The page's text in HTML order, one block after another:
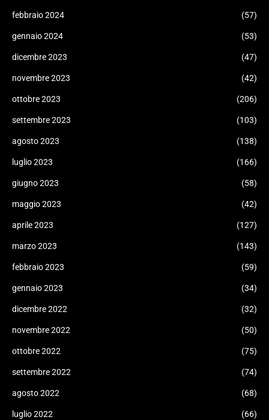
febbraio 2024 (57)
gennaio 2024 (53)
dicembre 2023 (47)
novembre 2023 (42)
ottobre 2023 (206)
settembre 2023 (103)
agosto 2023 (138)
luglio 2023 (166)
giugno 2023 (58)
maggio 2023 (42)
aprile 2023 (127)
marzo 2023 (143)
febbraio 2023 (59)
gennaio 2023 (34)
dicembre 2022 (32)
novembre 2022 (50)
ottobre 2022 (75)
settembre 2022 (74)
agosto 2022 (68)
luglio 2022 (66)